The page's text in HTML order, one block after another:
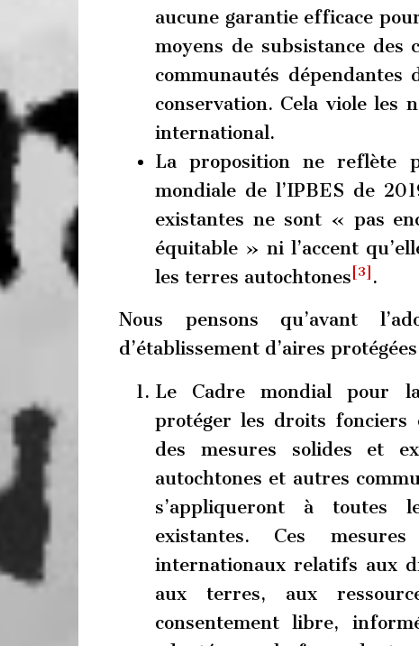
aucune garantie efficace
moyens de subsistance des
communautés
conservation. Cela viole les
international.
La proposition ne reflète
mondiale de l’IPBES de
existantes ne sont « pas
équitable » ni l’accent
les terres autochtones [3] .
Nous pensons qu’avant
d’établissement d’aires
Le Cadre mondial pour
protéger les droits fonciers
des mesures solides et
autochtones et autres
s’appliqueront à toutes
existantes. Ces
internationaux relatifs aux
aux terres, aux
consentement libre,